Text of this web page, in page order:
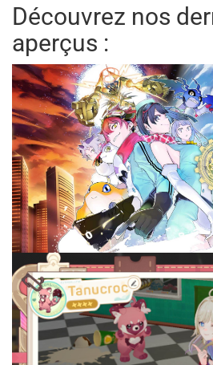
Découvrez nos
aperçus :